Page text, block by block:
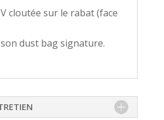
cloutée sur le rabat (face
dust bag signature.